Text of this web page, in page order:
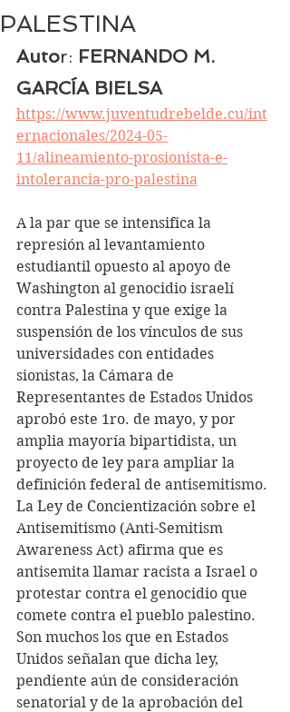
PALESTINA
Autor: FERNANDO M.
GARCÍA BIELSA
https://www.juventudrebelde.cu/int
ernacionales/2024-05-
11/alineamiento-prosionista-e-
intolerancia-pro-palestina
A la par que se intensifica la
represión al levantamiento
estudiantil opuesto al apoyo de
Washington al genocidio israelí
contra Palestina y que exige la
suspensión de los vínculos de sus
universidades con entidades
sionistas, la Cámara de
Representantes de Estados Unidos
aprobó este 1ro. de mayo, y por
amplia mayoría bipartidista, un
proyecto de ley para ampliar la
definición federal de antisemitismo.
La Ley de Concientización sobre el
Antisemitismo (Anti-Semitism
Awareness Act) afirma que es
antisemita llamar racista a Israel o
protestar contra el genocidio que
comete contra el pueblo palestino.
Son muchos los que en Estados
Unidos señalan que dicha ley,
pendiente aún de consideración
senatorial y de la aprobación del